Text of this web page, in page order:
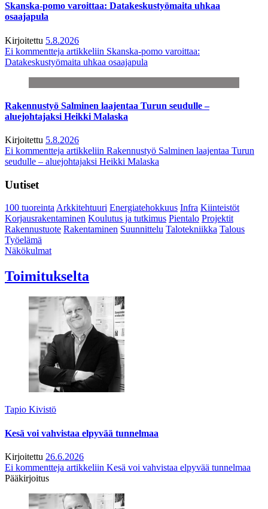
Skanska-pomo varoittaa: Datakeskustyömaita uhkaa
osaajapula
Kirjoitettu 5.8.2026
Ei kommentteja artikkeliin Skanska-pomo varoittaa:
Datakeskustyömaita uhkaa osaajapula
Rakennustyö Salminen laajentaa Turun seudulle –
aluejohtajaksi Heikki Malaska
Kirjoitettu 5.8.2026
Ei kommentteja artikkeliin Rakennustyö Salminen laajentaa Turun
seudulle – aluejohtajaksi Heikki Malaska
Uutiset
100 tuoreintaArkkitehtuuri Energiatehokkuus Infra Kiinteistöt
Korjausrakentaminen Koulutus ja tutkimus Pientalo Projektit
Rakennustuote Rakentaminen Suunnittelu Talotekniikka Talous
Työelämä
Näkökulmat
Toimitukselta
Tapio Kivistö
Kesä voi vahvistaa elpyvää tunnelmaa
Kirjoitettu 26.6.2026
Ei kommentteja artikkeliin Kesä voi vahvistaa elpyvää tunnelmaa
Pääkirjoitus